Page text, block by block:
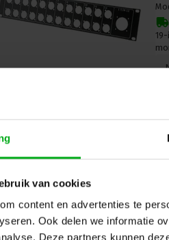
van cookies
content en advertenties te
Ook delen we informatie
Deze partners kunnen